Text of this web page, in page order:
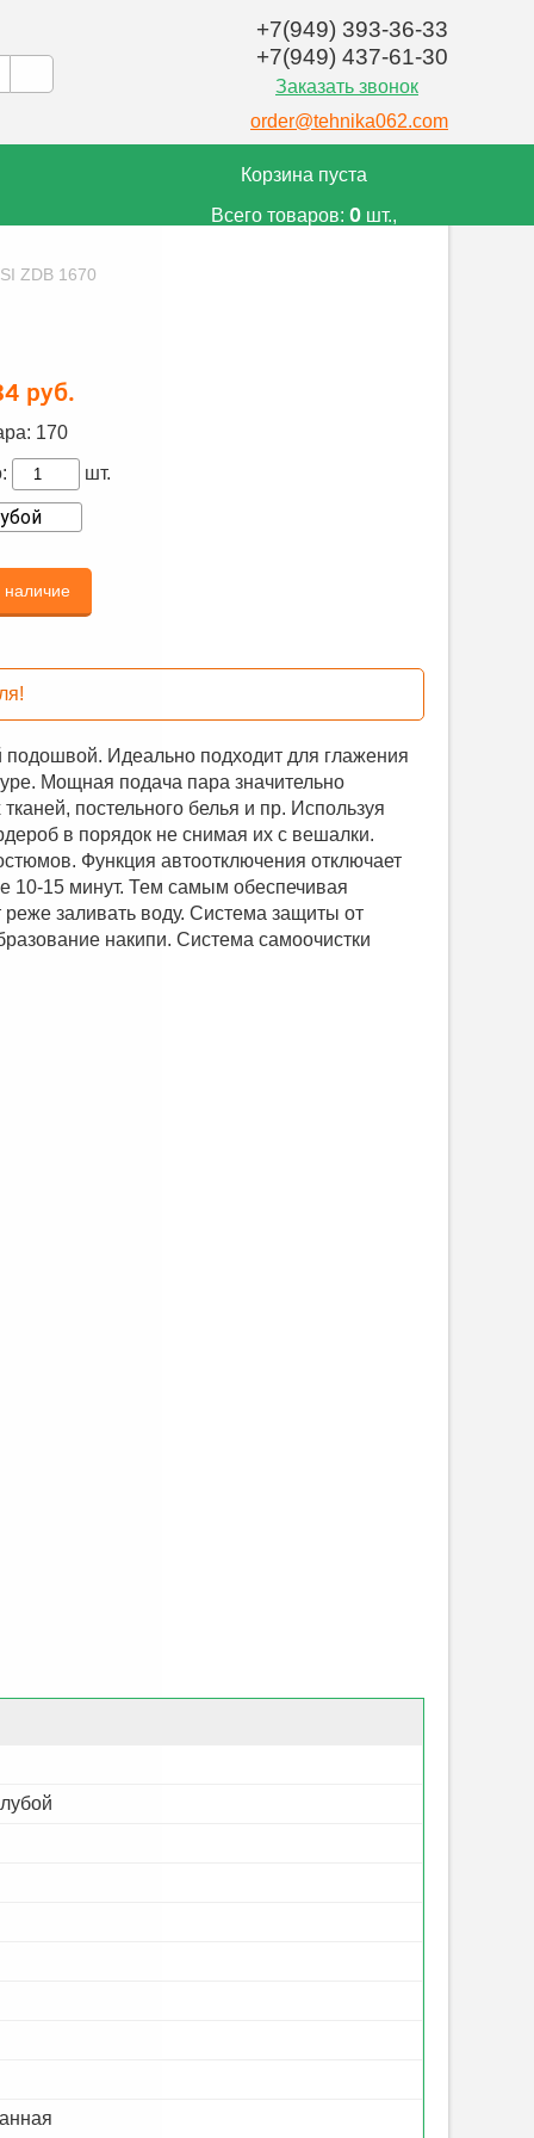
+7(949) 393-36-33
+7(949) 437-61-30
Заказать звонок
order@tehnika062.com
Корзина пуста
Всего товаров: 0шт.,
ZDB 1670
руб.
170
шт.
наличие
Идеально подходит для глажения
Мощная подача пара значительно
постельного белья и пр. Используя
в порядок не снимая их с вешалки.
Функция автоотключения отключает
10-15 минут. Тем самым обеспечивая
заливать воду. Система защиты от
накипи. Система самоочистки